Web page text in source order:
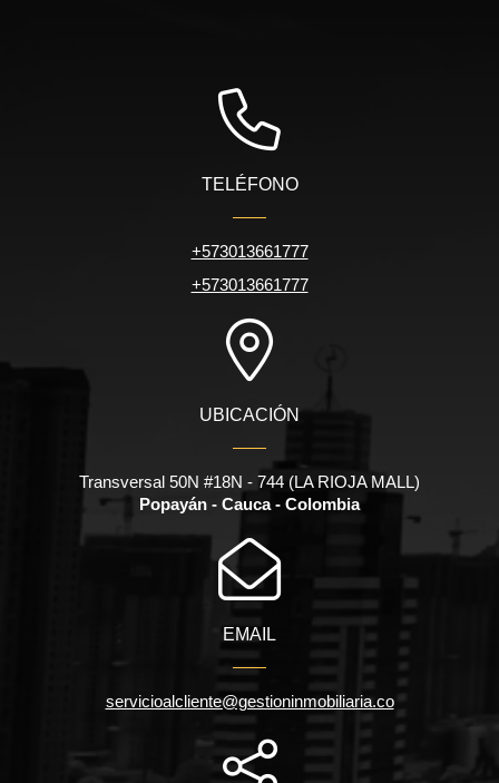
TELÉFONO
+573013661777
+573013661777
UBICACIÓN
Transversal 50N #18N - 744 (LA RIOJA MALL)
Popayán - Cauca - Colombia
EMAIL
servicioalcliente@gestioninmobiliaria.co